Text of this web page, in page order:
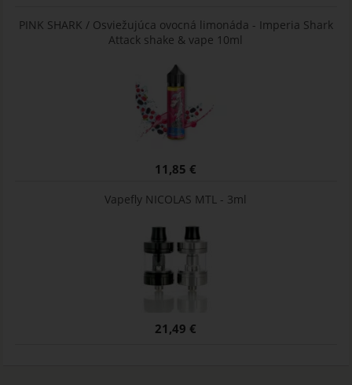
PINK SHARK / Osviežujúca ovocná limonáda - Imperia Shark
Attack shake & vape 10ml
11,85 €
Vapefly NICOLAS MTL - 3ml
21,49 €